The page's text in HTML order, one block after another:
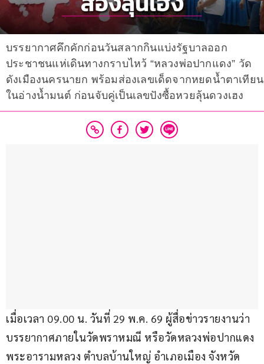
บรรยากาศคึกคักก่อนวันสลากกินแบ่งรัฐบาลออก
ประชาชนแห่เดินทางกราบไหว้ “หลวงพ่อปากแดง” วัด
ดังเมืองนครนายก พร้อมส่องเลขเด็ดจากหยดน้ำตาเทียน
ในอ่างน้ำมนต์ ก่อนจับคู่เป็นเลขปังซื้อหวยลุ้นดวงเฮง
เมื่อเวลา 09.00 น. วันที่ 29 พ.ค. 69 ผู้สื่อข่าวรายงานว่า
บรรยากาศภายในวัดพราหมณี หรือวัดหลวงพ่อปากแดง
พระอารามหลวง ตำบลบ้านใหญ่ อำเภอเมือง จังหวัด